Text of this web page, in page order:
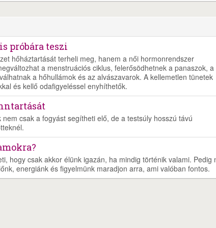
próbára teszi
hőháztartását terheli meg, hanem a női hormonrendszer
a menstruációs ciklus, felerősödhetnek a panaszok, a
a hőhullámok és az alvászavarok. A kellemetlen tünetek
és kellő odafigyeléssel enyhíthetők.
csak a fogyást segítheti elő, de a testsúly hosszú távú
hogy csak akkor élünk igazán, ha mindig történik valami. Pedig
energiánk és figyelmünk maradjon arra, ami valóban fontos.